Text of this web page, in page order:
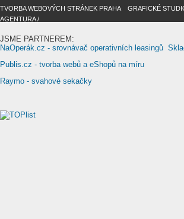
TVORBA WEBOVÝCH STRÁNEK PRAHA GRAFICKÉ
AGENTURA /
JSME PARTNEREM:
NaOperák.cz - srovnávač operativních leasingů
Publis.cz - tvorba webů a eShopů na míru
Raymo - svahové sekačky